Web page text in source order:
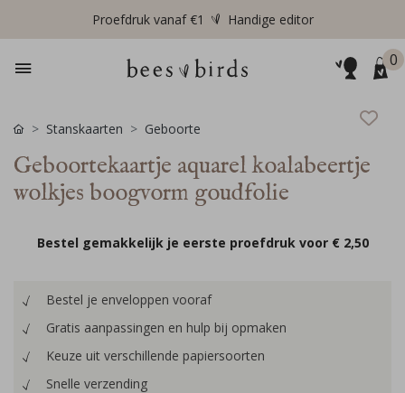
Proefdruk vanaf €1 Handige editor
0
Stanskaarten Geboorte
Geboortekaartje aquarel koalabeertje
wolkjes boogvorm goudfolie
Bestel gemakkelijk je eerste proefdruk voor € 2,50
Bestel je enveloppen vooraf
Gratis aanpassingen en hulp bij opmaken
Keuze uit verschillende papiersoorten
Snelle verzending